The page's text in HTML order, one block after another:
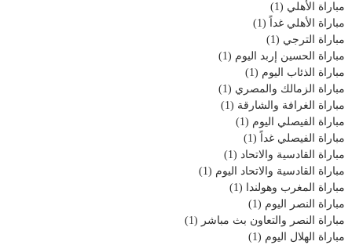
مباراة الأهلي (1)
مباراة الأهلي غداً (1)
مباراة الترجي (1)
مباراة الحسين إربد اليوم (1)
مباراة الذئاب اليوم (1)
مباراة الزمالك والمصري (1)
مباراة الغرافة والشارقة (1)
مباراة الفيصلي اليوم (1)
مباراة الفيصلي غداً (1)
مباراة القادسية والاتحاد (1)
مباراة القادسية والاتحاد اليوم (1)
مباراة المغرب وهولندا (1)
مباراة النصر اليوم (1)
مباراة النصر والتعاون بث مباشر (1)
مباراة الهلال اليوم (1)